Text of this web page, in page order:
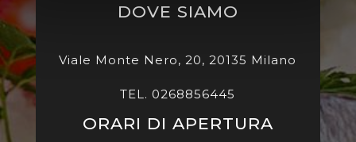
DOVE SIAMO
Viale Monte Nero, 20, 20135 Milano
TEL. 0268856445
ORARI DI APERTURA